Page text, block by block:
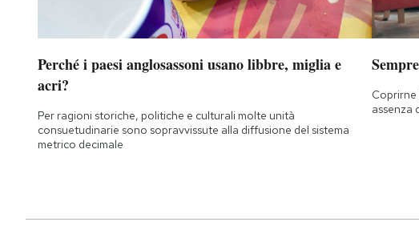
Perché i paesi anglosassoni usano libbre, miglia e
acri?
Per ragioni storiche, politiche e culturali molte unità
consuetudinarie sono sopravvissute alla diffusione del sistema
metrico decimale
assenza